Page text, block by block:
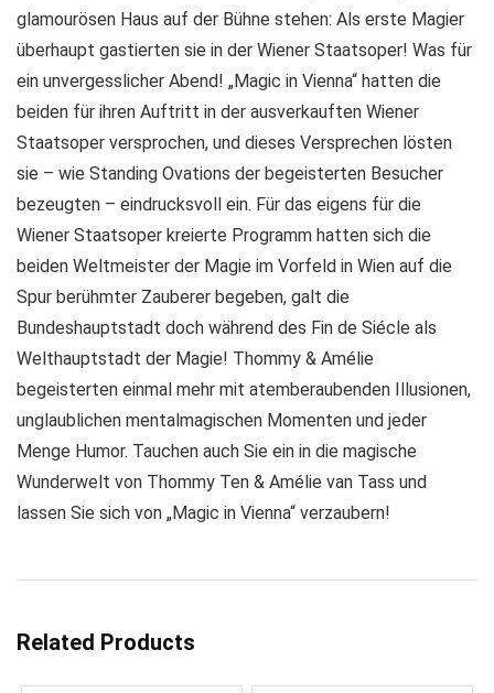
glamourösen Haus auf der Bühne stehen: Als erste Magier
überhaupt gastierten sie in der Wiener Staatsoper! Was für
ein unvergesslicher Abend! „Magic in Vienna“ hatten die
beiden für ihren Auftritt in der ausverkauften Wiener
Staatsoper versprochen, und dieses Versprechen lösten
sie – wie Standing Ovations der begeisterten Besucher
bezeugten – eindrucksvoll ein. Für das eigens für die
Wiener Staatsoper kreierte Programm hatten sich die
beiden Weltmeister der Magie im Vorfeld in Wien auf die
Spur berühmter Zauberer begeben, galt die
Bundeshauptstadt doch während des Fin de Siécle als
Welthauptstadt der Magie! Thommy & Amélie
begeisterten einmal mehr mit atemberaubenden Illusionen,
unglaublichen mentalmagischen Momenten und jeder
Menge Humor. Tauchen auch Sie ein in die magische
Wunderwelt von Thommy Ten & Amélie van Tass und
lassen Sie sich von „Magic in Vienna“ verzaubern!
Related Products